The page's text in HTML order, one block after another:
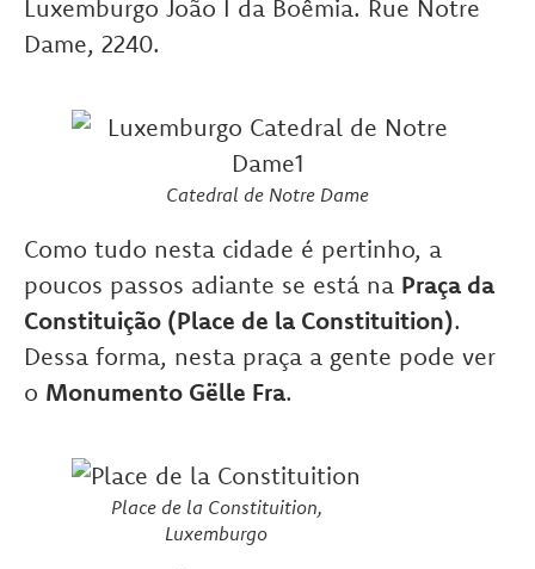
Luxemburgo João I da Boêmia. Rue Notre
Dame, 2240.
Catedral de Notre Dame
Como tudo nesta cidade é pertinho, a
poucos passos adiante se está na Praça da
Constituição (Place de la Constituition).
Dessa forma, nesta praça a gente pode ver
o Monumento Gëlle Fra.
Place de la Constituition,
Luxemburgo